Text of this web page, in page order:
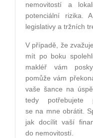
nemovitostí a
potenciální rizika.
legislativy a tržních
V případě, že
mít po boku
makléř vám
pomůže vám
vaše šance na
tedy potřebujete
se na mne obrátit.
jak docílit vaší
do nemovitostí.